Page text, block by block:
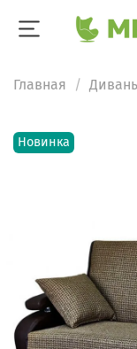
Главная
Новинка